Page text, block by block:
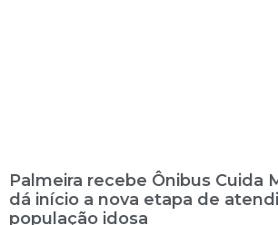
Palmeira recebe Ônibus Cuida
dá início a nova etapa de
população idosa